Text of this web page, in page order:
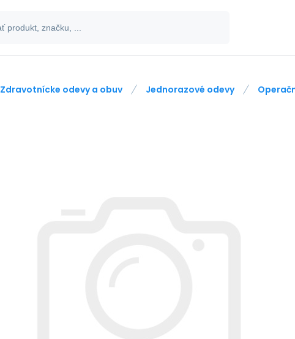
Zdravotnícke odevy a obuv Jednorazové odevy